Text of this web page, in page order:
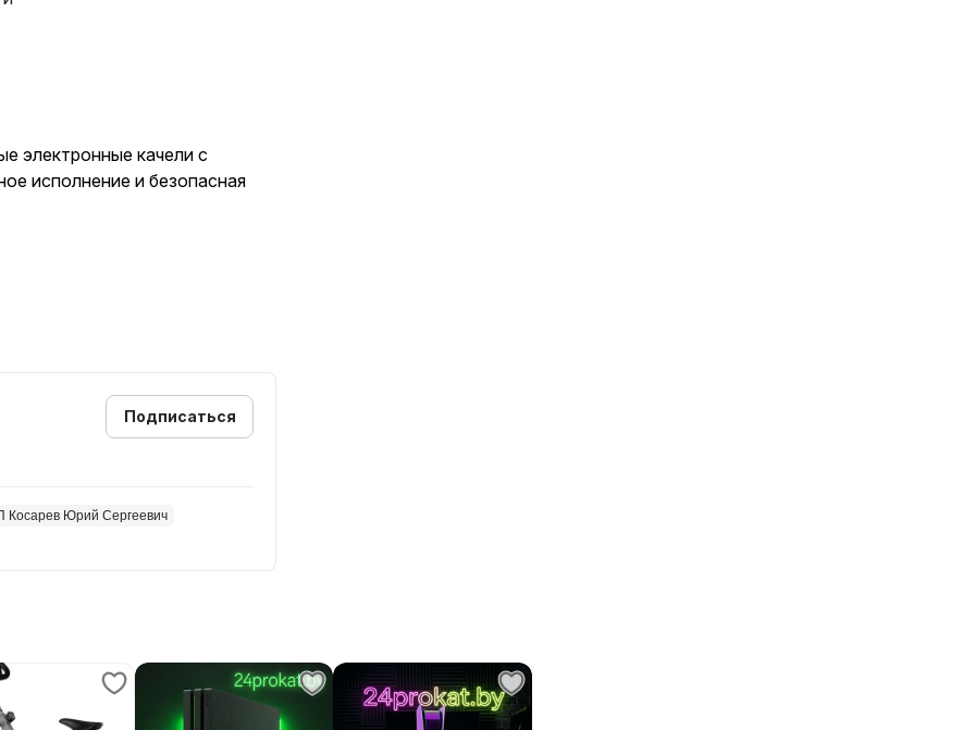
электронные качели с
исполнение и безопасная
Подписаться
Косарев Юрий Сергеевич